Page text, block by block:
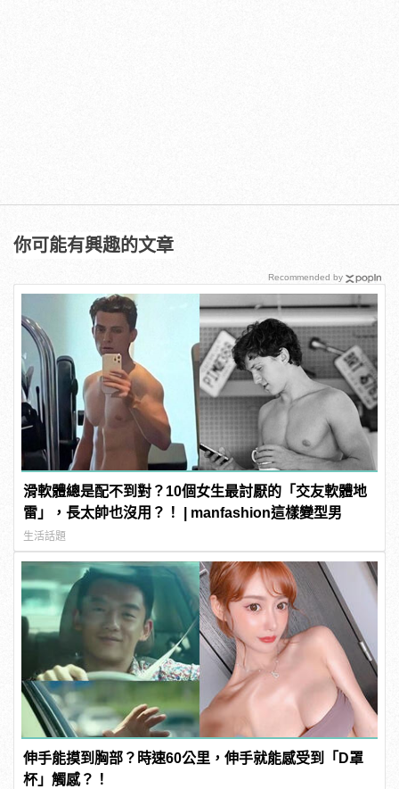
你可能有興趣的文章
滑軟體總是配不到對？10個女生最討厭的「交友軟體地
雷」，長太帥也沒用？！ | manfashion這樣變型男
生活話題
伸手能摸到胸部？時速60公里，伸手就能感受到「D罩
杯」觸感？！
Recommended by